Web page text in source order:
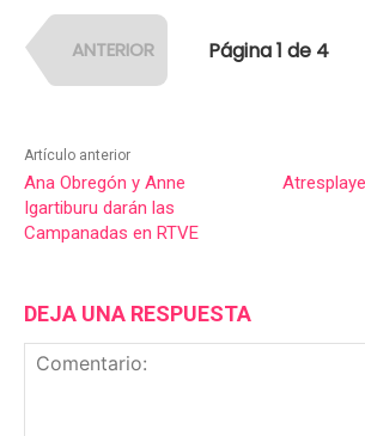
ANTERIOR Página 1 de 4
Artículo anterior
Ana Obregón y Anne
Igartiburu darán las
Campanadas en RTVE
DEJA UNA RESPUESTA